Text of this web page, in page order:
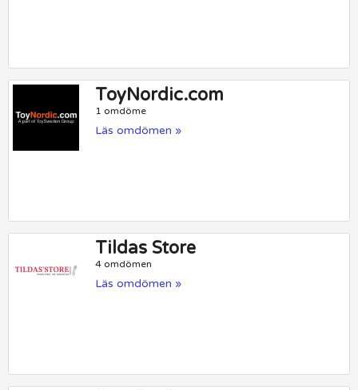
ToyNordic.com
1 omdöme
Läs omdömen »
Tildas Store
4 omdömen
Läs omdömen »